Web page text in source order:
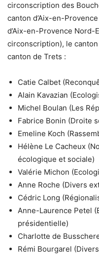
circonscription des
canton d’Aix-en-
d’Aix-en-Provence Nord-
circonscription), le
canton de Trets :
Catie Calbet
Alain Kavazian
Michel Boulan (Les
Fabrice Bonin (Droite
Emeline Koch
Hélène Le Cacheux
écologique et sociale)
Valérie Michon
Anne Roche (Divers
Cédric Long
Anne-Laurence Petel
présidentielle)
Charlotte de
Rémi Bourgarel